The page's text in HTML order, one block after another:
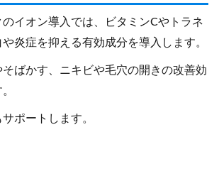
イオン導入では、ビタミンCやトラネ
炎症を抑える有効成分を導入します。
ばかす、ニキビや毛穴の開きの改善効
ポートします。